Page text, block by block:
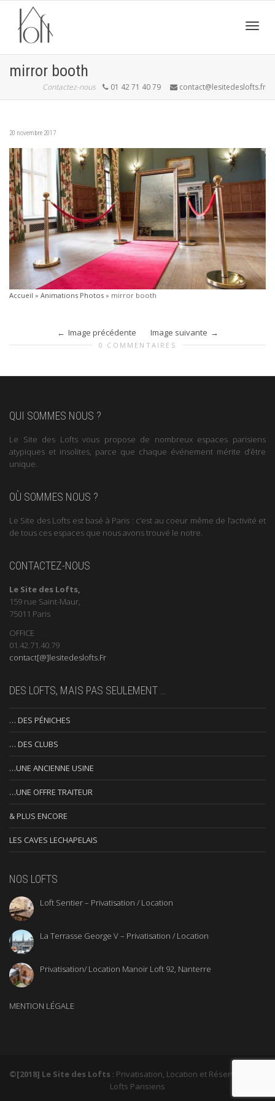
mirror booth
Contactez-nous 01 42 71 40 79 contact@lesitedeslofts.fr
20 novembre 2017
Accueil » Animations Photos » mirror booth
Image précédente Image suivante
0 COMMENTAIRES
QUI SOMMES NOUS ?
Le Site des Lofts vous propose de nombreux espaces parisiens
atypiques et insolites, parce que chaque événement mérite d’être
unique.
OÙ SOMMES NOUS ?
Le Site des Lofts est basé à Paris : c’est au coeur même de l’activité et
de tous ces espaces que nous avons trouvé le notre.
CONTACTEZ-NOUS
Le Site des Lofts,
159 rue Saint-Maur,
75011 Paris
OFFICE
01.42.71.40.79
contact[@]lesitedeslofts.Fr
DES LOFTS, MAIS PAS SEULEMENT …
… DES PÉNICHES
… DES CLUBS
…UNE ANCIENNE USINE
…UNE OFFRE TRAITEUR
& PLUS ENCORE
LES CAVES LECHAPELAIS
NOS LOFTS
Loft Sentier – Privatisation / Location
La Terrasse George V – Privatisation / Location
Privatisation/ Location Manoir Loft 92, Nanterre
MENTION LÉGALE
©[2018] Le Site des Lofts : Privatisation, Location et Réservation de
Lofts Parisiens